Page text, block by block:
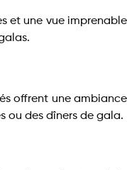
et une vue imprenable
offrent une ambiance
ou des dîners de gala.